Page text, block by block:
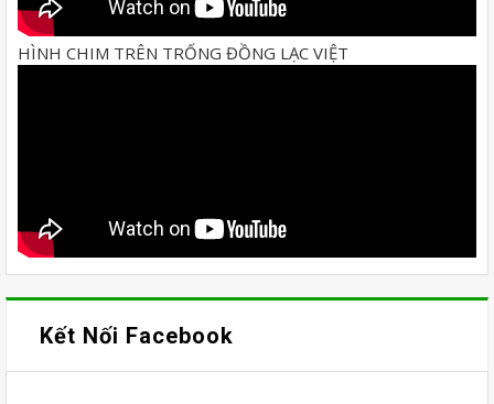
HÌNH CHIM TRÊN TRỐNG ĐỒNG LẠC VIỆT
Kết Nối Facebook